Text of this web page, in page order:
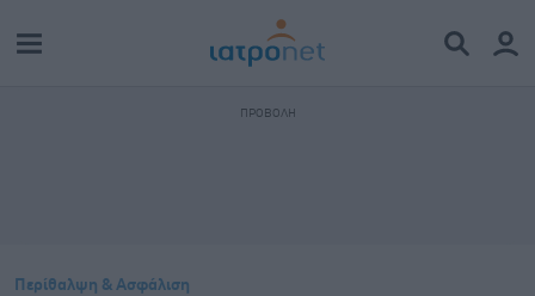
Περίθαλψη & Ασφάλιση